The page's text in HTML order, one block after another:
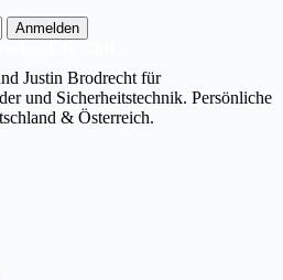
Anmelden
Justin Brodrecht für
und Sicherheitstechnik. Persönliche
& Österreich.